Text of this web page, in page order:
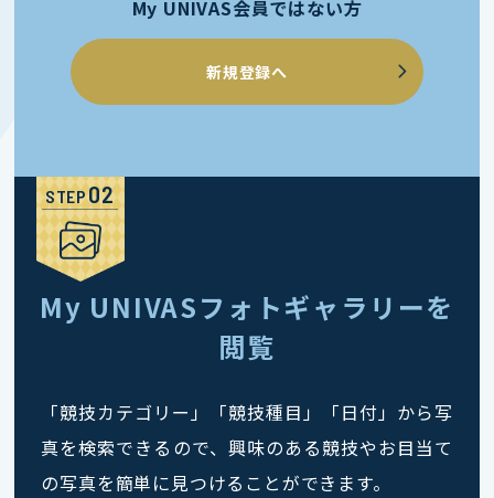
My UNIVAS会員ではない方
新規登録へ
STEP
My UNIVASフォトギャラリーを
閲覧
「競技カテゴリー」「競技種目」「日付」から写
真を検索できるので、興味のある競技やお目当て
の写真を簡単に見つけることができます。